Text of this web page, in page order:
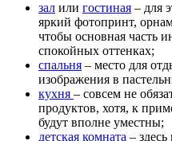
зал или гостиная – для
яркий фотопринт,
чтобы основная часть
спокойных оттенках;
спальня – место для
изображения в
кухня – совсем не
продуктов, хотя, к
будут вполне уместны;
детская комната –